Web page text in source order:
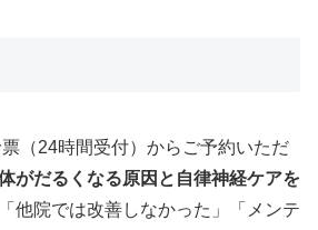
（24時間受付）からご予約いただ
がだるくなる原因と自律神経ケアを
「他院では改善しなかった」「メンテ